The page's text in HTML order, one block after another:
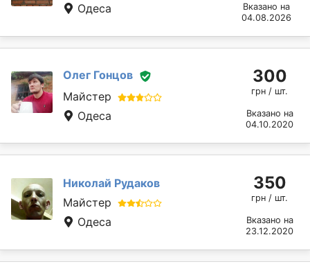
Одеса
Вказано на
04.08.2026
Олег Гонцов
Майстер
Одеса
300
грн / шт.
Вказано на
04.10.2020
Николай Рудаков
Майстер
Одеса
350
грн / шт.
Вказано на
23.12.2020